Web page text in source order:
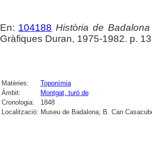
En: 104188 Història de
Gràfiques Duran, 1975-1982. p.
Matèries:
Toponímia
Àmbit:
Montgat, turó de
Cronologia:
1848
Localització: Museu de Badalona; B. Can